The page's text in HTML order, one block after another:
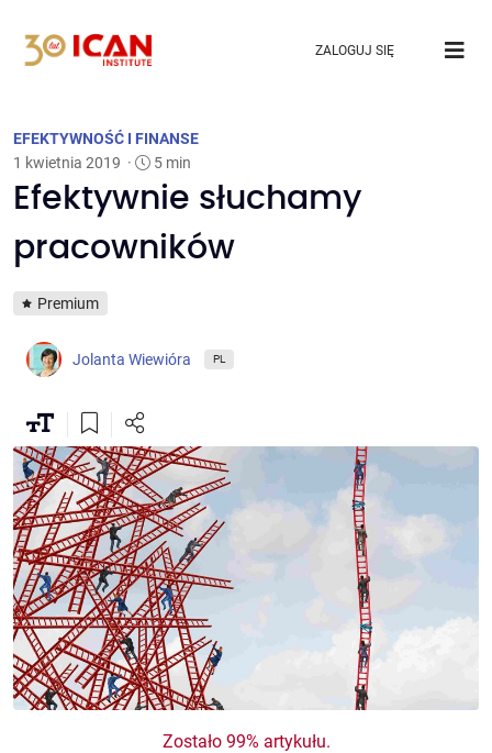
ZALOGUJ SIĘ
EFEKTYWNOŚĆ I FINANSE
1 kwietnia 2019 · 5 min
Efektywnie słuchamy
pracowników
Premium
Jolanta Wiewióra PL
Zostało 99% artykułu.